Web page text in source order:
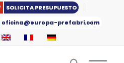
SOLICITA PRESUPUESTO
oficina@europa-prefabri.com